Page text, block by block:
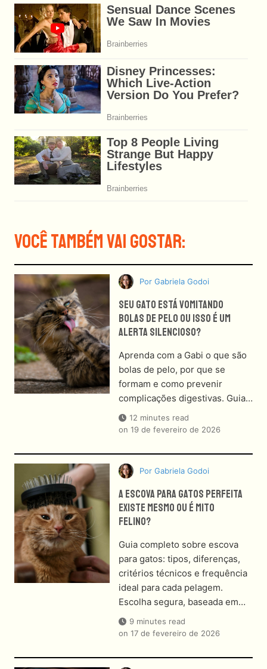
Você Também Vai Gostar:
Seu Gato Está Vomitando
Bolas De Pelo Ou Isso É Um
Alerta Silencioso?
Por Gabriela Godoi
Aprenda com a Gabi o que são
bolas de pelo, por que se
formam e como prevenir
complicações digestivas. Guia…
12 minutes read
on 19 de fevereiro de 2026
A Escova Para Gatos Perfeita
Existe Mesmo Ou É Mito
Felino?
Por Gabriela Godoi
Guia completo sobre escova
para gatos: tipos, diferenças,
critérios técnicos e frequência
ideal para cada pelagem.
Escolha segura, baseada em…
9 minutes read
on 17 de fevereiro de 2026